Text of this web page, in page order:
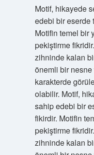
Motif, hikayede
edebi bir eserde
Motifin temel bir
pekiştirme
zihninde kalan
önemli bir
karakterde
olabilir. Motif,
sahip edebi bir
fikirdir. Motifin
pekiştirme
zihninde kalan